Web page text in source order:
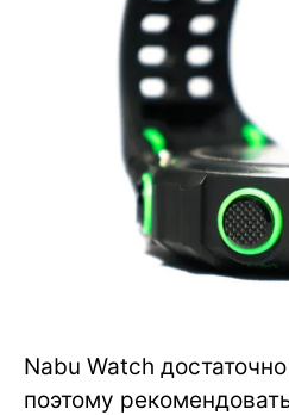
Nabu Watch
поэтому